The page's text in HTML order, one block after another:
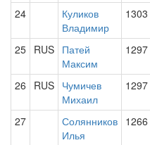
24
Куликов
Владимир
1303
25 RUS Патей
Максим
1297
26 RUS Чумичев
Михаил
1297
27
Солянников
Илья
1266